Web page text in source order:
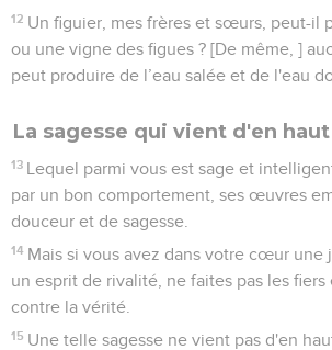
12 Un figuier, mes frères et sœurs, peut-il
ou une vigne des figues ? [De même, ]
peut produire de l’eau salée et de l'eau
La sagesse qui vient d'en haut
13 Lequel parmi vous est sage et
par un bon comportement, ses œuvres
douceur et de sagesse.
14 Mais si vous avez dans votre cœur une
un esprit de rivalité, ne faites pas les
contre la vérité.
15 Une telle sagesse ne vient pas d'en